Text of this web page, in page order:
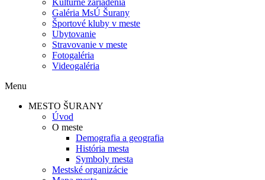
Galéria MsÚ Šurany
Športové kluby v meste
Ubytovanie
Stravovanie v meste
Fotogaléria
Videogaléria
Menu
MESTO ŠURANY
Úvod
O meste
Demografia a geografia
História mesta
Symboly mesta
Mestské organizácie